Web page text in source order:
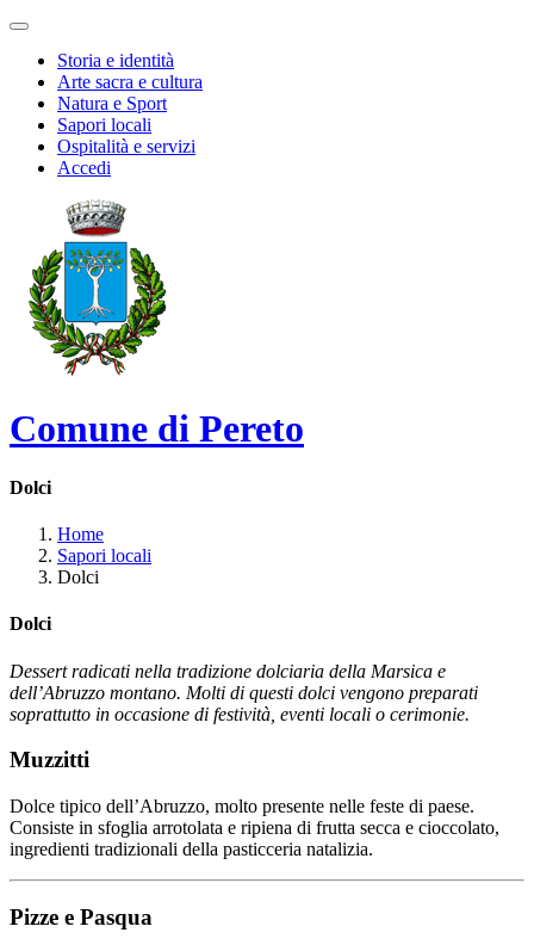
Storia e identità
Arte sacra e cultura
Natura e Sport
Sapori locali
Ospitalità e servizi
Accedi
Comune di Pereto
Dolci
Home
Sapori locali
Dolci
Dolci
Dessert radicati nella tradizione dolciaria della Marsica e
dell’Abruzzo montano. Molti di questi dolci vengono preparati
soprattutto in occasione di festività, eventi locali o cerimonie.
Muzzitti
Dolce tipico dell’Abruzzo, molto presente nelle feste di paese.
Consiste in sfoglia arrotolata e ripiena di frutta secca e cioccolato,
ingredienti tradizionali della pasticceria natalizia.
Pizze e Pasqua